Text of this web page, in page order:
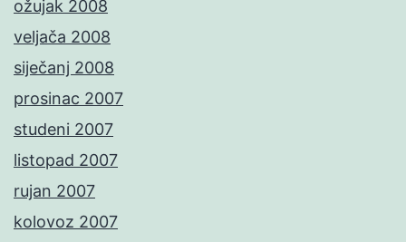
ožujak 2008
veljača 2008
siječanj 2008
prosinac 2007
studeni 2007
listopad 2007
rujan 2007
kolovoz 2007